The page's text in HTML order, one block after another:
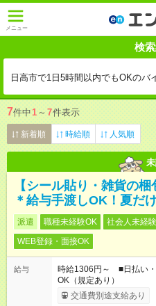
メニュー
検
日高市で1日5時間以内でもOKのバ
7件中1 ～ 7件表示
新着順 時給順 人気順
【シール貼り・雑貨の
＊給与手渡しOK！夏だ
派遣 職種未経験OK 社会人未経
WEB登録・面接OK
給与
時給1306円～ ■日払い
OK（規定あり）
交通費別途支給あり